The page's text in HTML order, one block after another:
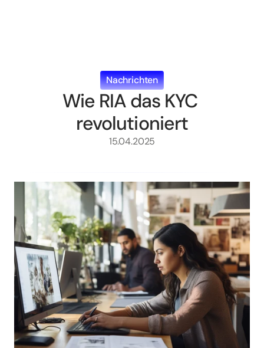
Nachrichten
Wie RIA das KYC
revolutioniert
15.04.2025